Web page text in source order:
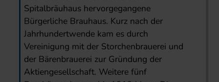
Spitalbräuhaus hervorgegangene
Bürgerliche Brauhaus. Kurz nach der
Jahrhundertwende kam es durch
Vereinigung mit der Storchenbrauerei und
der Bärenbrauerei zur Gründung der
Aktiengesellschaft. Weitere fünf